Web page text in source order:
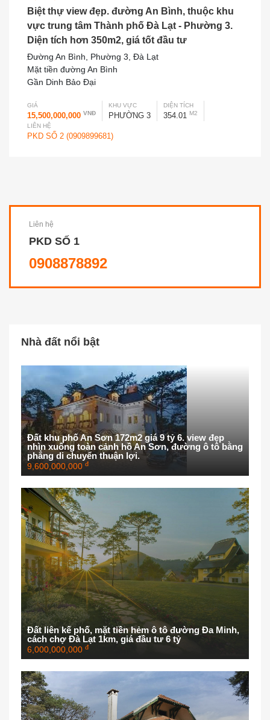
Biệt thự view đẹp. đường An Bình, thuộc khu
vực trung tâm Thành phố Đà Lạt - Phường 3.
Diện tích hơn 350m2, giá tốt đầu tư
Đường An Bình, Phường 3, Đà Lạt
Mặt tiền đường An Bình
Gần Dinh Bảo Đại
GIÁ
15,500,000,000 VNĐ
KHU VỰC
PHƯỜNG 3
DIỆN TÍCH
354.01 M2
LIÊN HỆ
PKD SỐ 2 (0909899681)
Liên hệ
PKD SỐ 1
0908878892
Nhà đất nổi bật
Đất khu phố An Sơn 172m2 giá 9 tỷ 6. view đẹp
nhìn xuống toàn cảnh hồ An Sơn, đường ô tô bằng
phẳng di chuyển thuận lợi.
9,600,000,000 đ
Đất liên kế phố, mặt tiền hẻm ô tô đường Đa Minh,
cách chợ Đà Lạt 1km, giá đầu tư 6 tỷ
6,000,000,000 đ